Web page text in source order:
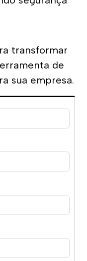
transformar
de
sua empresa.